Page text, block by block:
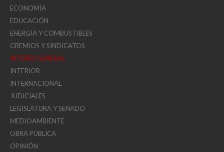
ECONOMÍA
EDUCACIÓN
ENERGÍA Y COMBUSTIBLES
GREMIOS Y SINDICATOS
INTERÉS GENERAL
INTERIOR
INTERNACIONAL
JUDICIALES
LEGISLATURA Y SENADO
MEDIOAMBIENTE
OBRA PÚBLICA
OPINIÓN